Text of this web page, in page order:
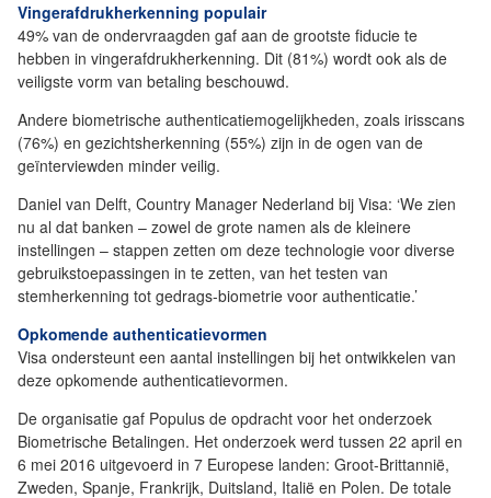
Vingerafdrukherkenning populair
49% van de ondervraagden gaf aan de grootste fiducie te
hebben in vingerafdrukherkenning. Dit (81%) wordt ook als de
veiligste vorm van betaling beschouwd.
Andere biometrische authenticatiemogelijkheden, zoals irisscans
(76%) en gezichtsherkenning (55%) zijn in de ogen van de
geïnterviewden minder veilig.
Daniel van Delft, Country Manager Nederland bij Visa: ‘We zien
nu al dat banken – zowel de grote namen als de kleinere
instellingen – stappen zetten om deze technologie voor diverse
gebruikstoepassingen in te zetten, van het testen van
stemherkenning tot gedrags-biometrie voor authenticatie.’
Opkomende authenticatievormen
Visa ondersteunt een aantal instellingen bij het ontwikkelen van
deze opkomende authenticatievormen.
De organisatie gaf Populus de opdracht voor het onderzoek
Biometrische Betalingen. Het onderzoek werd tussen 22 april en
6 mei 2016 uitgevoerd in 7 Europese landen: Groot-Brittannië,
Zweden, Spanje, Frankrijk, Duitsland, Italië en Polen. De totale